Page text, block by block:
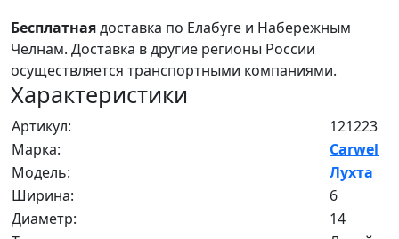
Бесплатнаядоставка по Елабуге и Набережным
Челнам. Доставка в другие регионы России
осуществляется транспортными компаниями.
Характеристики
Артикул:
121223
Марка:
Carwel
Модель:
Лухта
Ширина:
6
Диаметр:
14